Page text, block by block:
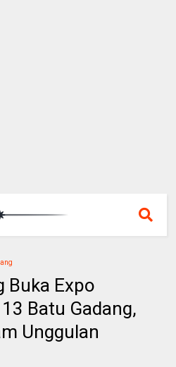
Buka Expo
Batu Gadang,
Unggulan